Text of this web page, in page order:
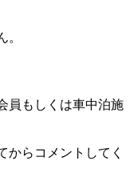
。
員もしくは車中泊施
からコメントしてく